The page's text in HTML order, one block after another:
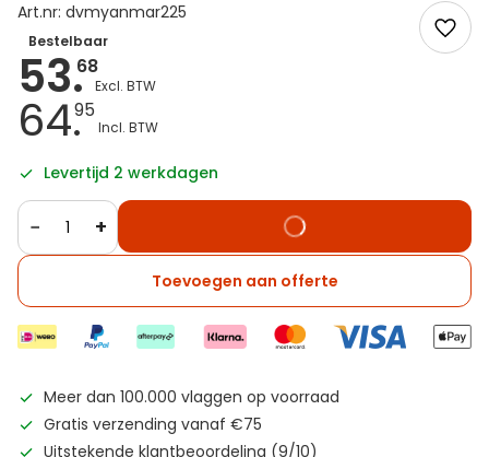
Art.nr: dvmyanmar225
Bestelbaar
53.68
64.95
Levertijd 2 werkdagen
− +
Toevoegen aan offerte
Meer dan 100.000 vlaggen op voorraad
Gratis verzending vanaf €75
Uitstekende klantbeoordeling (9/10)